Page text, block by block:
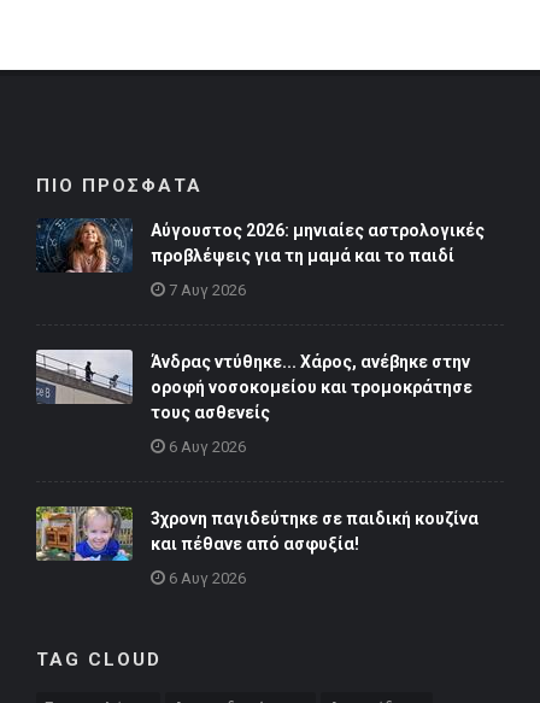
ΠΙΟ ΠΡΟΣΦΑΤΑ
Αύγουστος 2026: μηνιαίες αστρολογικές
προβλέψεις για τη μαμά και το παιδί
7 Αυγ 2026
Άνδρας ντύθηκε... Χάρος, ανέβηκε στην
οροφή νοσοκομείου και τρομοκράτησε
τους ασθενείς
6 Αυγ 2026
3χρονη παγιδεύτηκε σε παιδική κουζίνα
και πέθανε από ασφυξία!
6 Αυγ 2026
TAG CLOUD